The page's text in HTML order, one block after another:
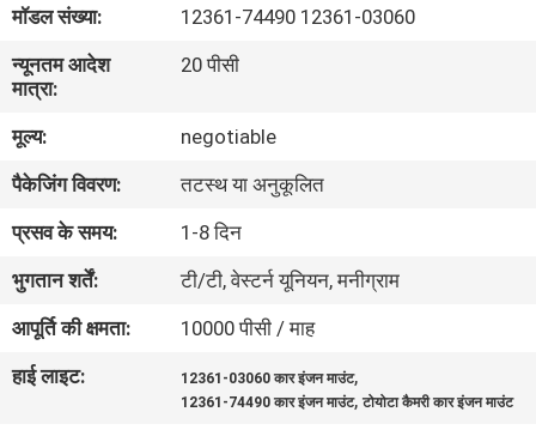
में
कारखाने
का
दौरा
गुणवत्ता
नियंत्रण
हमसे
मॉडल संख्या:
12361-74490 12361-03060
न्यूनतम आदेश
मात्रा:
20 पीसी
मूल्य:
negotiable
पैकेजिंग विवरण:
तटस्थ या अनुकूलित
प्रसव के समय:
1-8 दिन
भुगतान शर्तें:
टी/टी, वेस्टर्न यूनियन, मनीग्राम
आपूर्ति की क्षमता:
10000 पीसी / माह
हाई लाइट:
12361-03060 कार इंजन माउंट,
12361-74490 कार इंजन माउंट,टोयोटा कैमरी कार इंजन माउंट